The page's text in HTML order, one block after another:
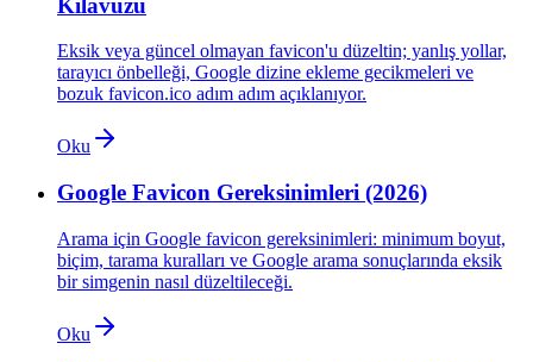
Eksik veya güncel olmayan favicon'u düzeltin; yanlış yollar,
tarayıcı önbelleği, Google dizine ekleme gecikmeleri ve
bozuk favicon.ico adım adım açıklanıyor.
Oku
Google Favicon Gereksinimleri (2026)
Arama için Google favicon gereksinimleri: minimum boyut,
biçim, tarama kuralları ve Google arama sonuçlarında eksik
bir simgenin nasıl düzeltileceği.
Oku